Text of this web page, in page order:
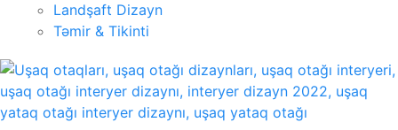
Landşaft Dizayn
Təmir & Tikinti